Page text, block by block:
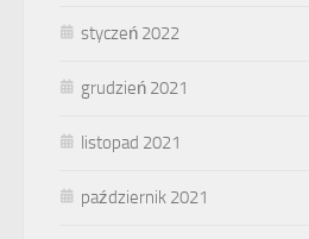
styczeń 2022
grudzień 2021
listopad 2021
październik 2021